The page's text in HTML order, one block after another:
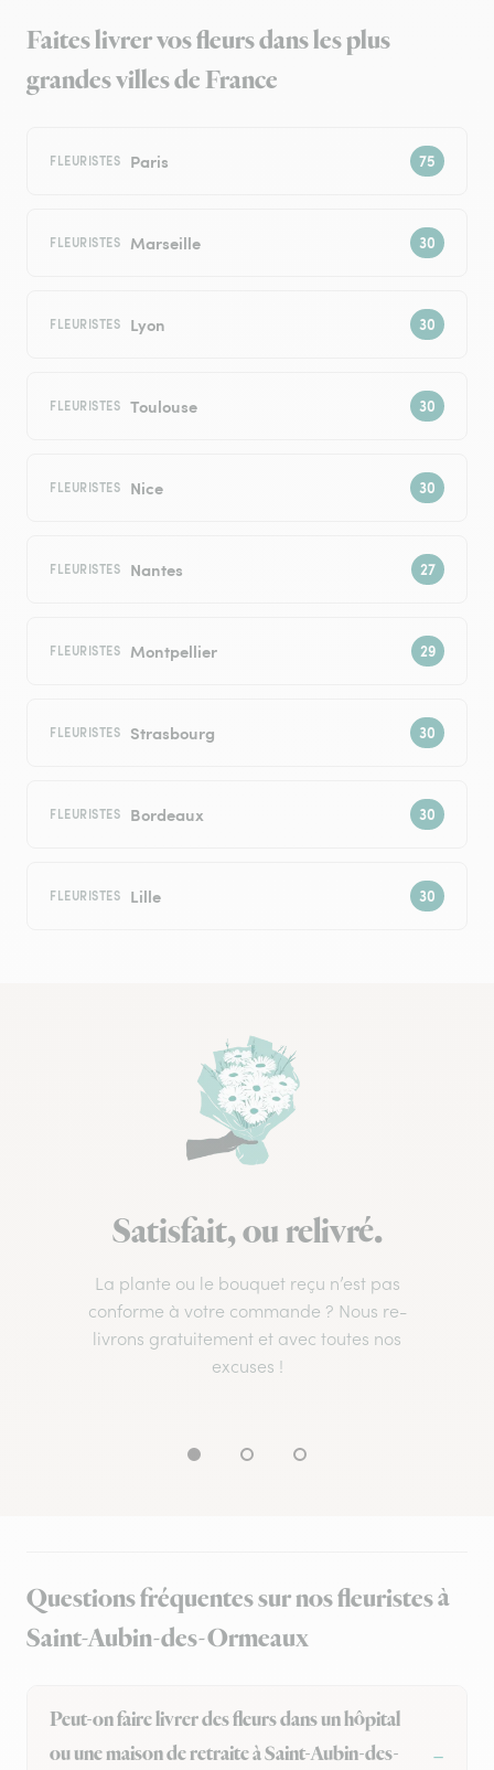
Faites livrer vos fleurs dans les plus
grandes villes de France
FLEURISTES Paris
FLEURISTES Marseille
FLEURISTES Lyon
FLEURISTES Toulouse
FLEURISTES Nice
FLEURISTES Nantes
FLEURISTES Montpellier
FLEURISTES Strasbourg
FLEURISTES Bordeaux
FLEURISTES Lille
Satisfait, ou relivré.
La plante ou le bouquet reçu n’est pas
conforme à votre commande ? Nous re-
livrons gratuitement et avec toutes nos
excuses !
Questions fréquentes sur nos fleuristes à
Saint-Aubin-des-Ormeaux
Peut-on faire livrer des fleurs dans un hôpital
ou une maison de retraite à Saint-Aubin-des-